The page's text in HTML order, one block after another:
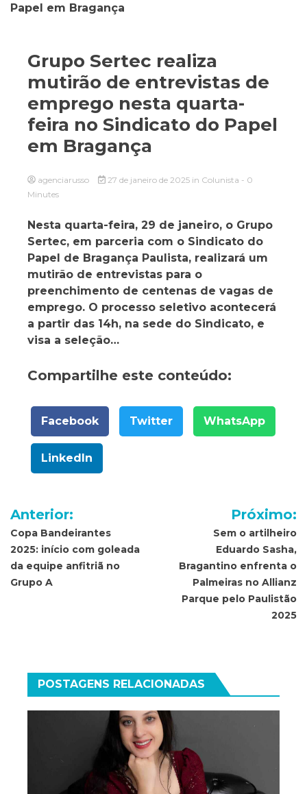
Papel em Bragança
Grupo Sertec realiza
mutirão de entrevistas de
emprego nesta quarta-
feira no Sindicato do Papel
em Bragança
agenciarusso 27 de janeiro de 2025 in Colunista - 0
Minutes
Nesta quarta-feira, 29 de janeiro, o Grupo
Sertec, em parceria com o Sindicato do
Papel de Bragança Paulista, realizará um
mutirão de entrevistas para o
preenchimento de centenas de vagas de
emprego. O processo seletivo acontecerá
a partir das 14h, na sede do Sindicato, e
visa a seleção…
Compartilhe este conteúdo:
Facebook Twitter WhatsApp
LinkedIn
Navegação
de
Post
Anterior:
Copa Bandeirantes
2025: início com goleada
da equipe anfitriã no
Grupo A
Próximo:
Sem o artilheiro
Eduardo Sasha,
Bragantino enfrenta o
Palmeiras no Allianz
Parque pelo Paulistão
2025
POSTAGENS RELACIONADAS